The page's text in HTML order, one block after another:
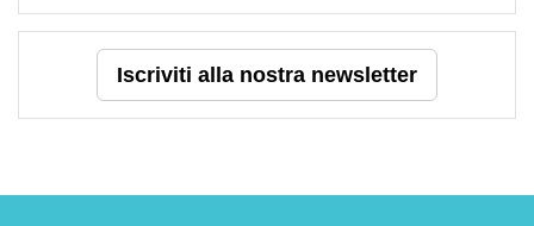
Iscriviti alla nostra newsletter